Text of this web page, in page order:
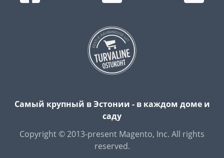
Самый крупный в Эстонии - в каждом доме и
саду
Copyright © 2013-present Magento, Inc. All rights
reserved.